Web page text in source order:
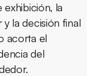
la
la decisión final
acorta el
del